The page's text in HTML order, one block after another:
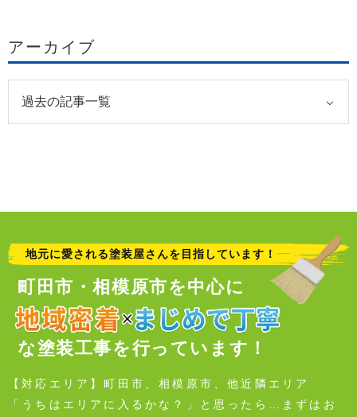
アーカイブ
地元に愛される塗装屋さんを目指しています！
町田市・相模原市を中心に
な塗装工事を行っています！
【対応エリア】町田市、相模原市、他近隣エリア
「うちはエリアに入るかな？」と思ったら…まずはお